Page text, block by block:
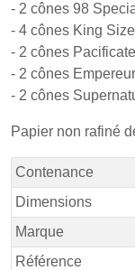
- 2 cônes 98
- 4 cônes King
- 2 cônes
- 2 cônes
- 2 cônes
Papier non rafiné
Contenance
Dimensions
Marque
Référence